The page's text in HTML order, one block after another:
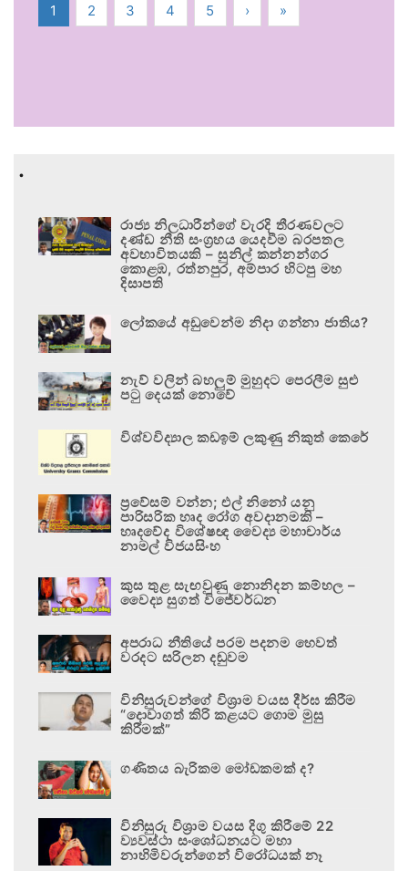
1 2 3 4 5 › »
.
රාජ්‍ය නිලධාරීන්ගේ වැරදි තීරණවලට
දණ්ඩ නීති සංග්‍රහය යෙදවීම බරපතල
අවභාවිතයකි – සුනිල් කන්නන්ගර
කොළඹ, රත්නපුර, අම්පාර හිටපු මහ
දිසාපති
ලෝකයේ අඩුවෙන්ම නිදා ගන්නා ජාතිය?
නැව් වලින් බහලුම් මුහුදට පෙරලීම සුළු
පටු දෙයක් නොවේ
විශ්වවිද්‍යාල කඩඉම් ලකුණු නිකුත් කෙරේ
ප්‍රවේසම් වන්න; එල් නිනෝ යනු
පාරිසරික හෘද රෝග අවදානමකි –
හෘදවේද විශේෂඥ වෛද්‍ය මහාචාර්ය
නාමල් විජයසිංහ
කුස තුළ සැඟවුණු නොනිදන කම්හල –
වෛද්‍ය සුගත් විජේවර්ධන
අපරාධ නීතියේ පරම පදනම හෙවත්
වරදට සරිලන දඬුවම
විනිසුරුවන්ගේ විශ්‍රාම වයස දීර්ඝ කිරීම
“දොවාගත් කිරි කළයට ගොම මුසු
කිරීමක්”
ගණිතය බැරිකම මෝඩකමක් ද?
විනිසුරු විශ්‍රාම වයස දිගු කිරීමේ 22
ව්‍යවස්ථා සංශෝධනයට මහා
නාහිමිවරුන්ගෙන් විරෝධයක් නෑ